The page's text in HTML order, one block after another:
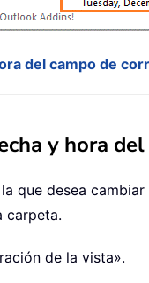
del campo de
y hora
que desea
carpeta.
de la vista».